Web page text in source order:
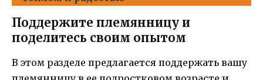
Поддержите племянницу и
поделитесь своим опытом
В этом разделе предлагается поддержать вашу